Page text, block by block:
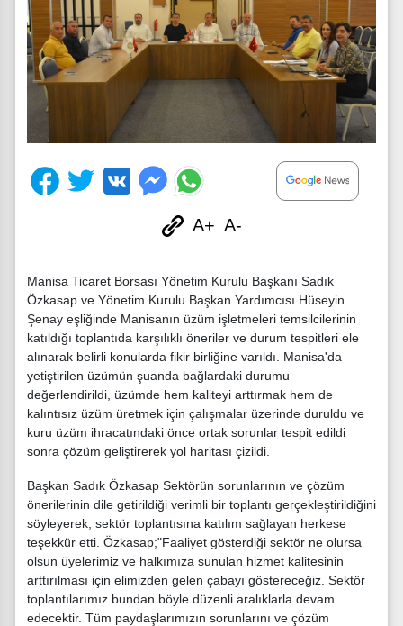
A+ A-
Manisa Ticaret Borsası Yönetim Kurulu Başkanı Sadık
Özkasap ve Yönetim Kurulu Başkan Yardımcısı Hüseyin
Şenay eşliğinde Manisanın üzüm işletmeleri temsilcilerinin
katıldığı toplantıda karşılıklı öneriler ve durum tespitleri ele
alınarak belirli konularda fikir birliğine varıldı. Manisa'da
yetiştirilen üzümün şuanda bağlardaki durumu
değerlendirildi, üzümde hem kaliteyi arttırmak hem de
kalıntısız üzüm üretmek için çalışmalar üzerinde duruldu ve
kuru üzüm ihracatındaki önce ortak sorunlar tespit edildi
sonra çözüm geliştirerek yol haritası çizildi.
Başkan Sadık Özkasap Sektörün sorunlarının ve çözüm
önerilerinin dile getirildiği verimli bir toplantı gerçekleştirildiğini
söyleyerek, sektör toplantısına katılım sağlayan herkese
teşekkür etti. Özkasap;"Faaliyet gösterdiği sektör ne olursa
olsun üyelerimiz ve halkımıza sunulan hizmet kalitesinin
arttırılması için elimizden gelen çabayı göstereceğiz. Sektör
toplantılarımız bundan böyle düzenli aralıklarla devam
edecektir. Tüm paydaşlarımızın sorunlarını ve çözüm